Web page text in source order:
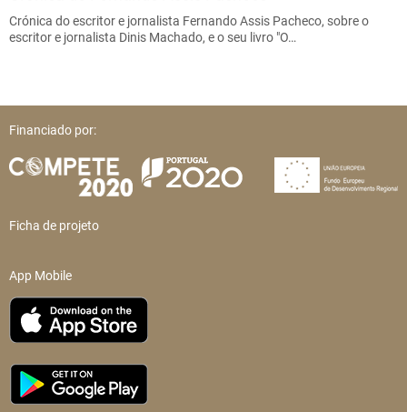
Crónica do escritor e jornalista Fernando Assis Pacheco, sobre o
escritor e jornalista Dinis Machado, e o seu livro "O…
Financiado por:
Ficha de projeto
App Mobile